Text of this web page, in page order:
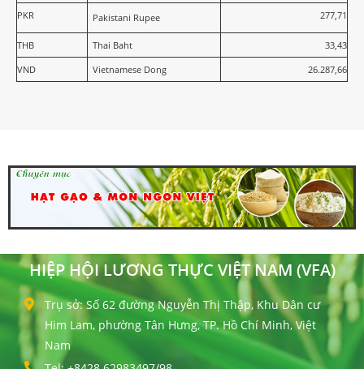
PKR Pakistani Rupee 277,71
THB Thai Baht
33,43
VND
Vietnamese Dong 26.287,66
HIỆP HỘI LƯƠNG THỰC VIỆT NAM (VFA)
Trụ sở: Số 62 đường Nguyễn Thị Thập, Khu Dân cư
Him Lam, phường Tân Hưng, TP. Hồ Chí Minh, Việt
Nam